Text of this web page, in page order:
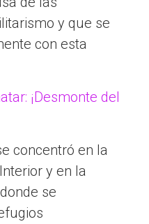
y que se
con esta
concentró en la
y en la
se